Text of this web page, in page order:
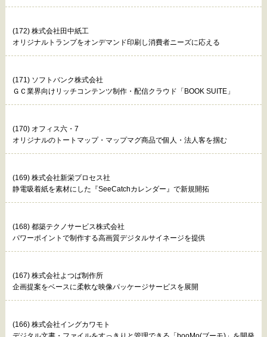
(172) 株式会社田中紙工
オリジナルトランプをオンデマンド印刷し消費者ニーズに応える
(171) ソフトバンク株式会社
ＧＣ業界向けリッチコンテンツ制作・配信クラウド「BOOK SUITE」
(170) オフィス六・7
オリジナルのトートマップ・マップマグ商品で個人・法人客を掴む
(169) 株式会社新栄プロセス社
静電吸着紙を素材にした『SeeCatchカレンダー』で新規開拓
(168) 都築テクノサービス株式会社
パワーポイントで制作する高画質デジタルサイネージを提供
(167) 株式会社よつば制作所
企画提案をベースに柔軟な映像パッケージサービスを展開
(166) 株式会社イングカワモト